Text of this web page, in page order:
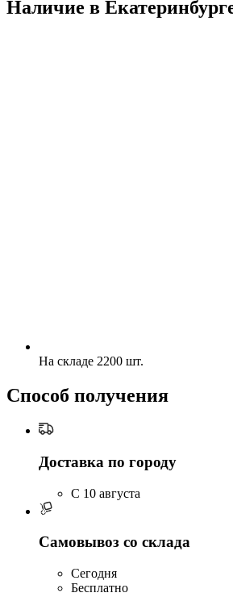
Наличие в
На складе 2200 шт.
Способ получения
Доставка по городу
C 10 августа
Самовывоз со склада
Сегодня
Бесплатно